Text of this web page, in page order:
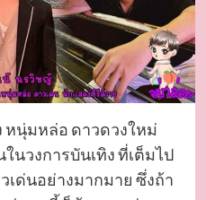
นุ่มหล่อ ดาวดวงใหม่
นวงการบันเทิง ที่เต็มไป
ด่นอย่างมากมาย ซึ่งถ้า